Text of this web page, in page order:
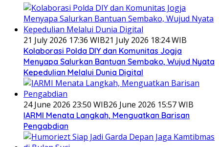
21 July 2026 17:36 WIB21 July 2026 18:24 WIB
Kolaborasi Polda DIY dan Komunitas Jogja
Menyapa Salurkan Bantuan Sembako, Wujud Nyata
Kepedulian Melalui Dunia Digital
24 June 2026 23:50 WIB26 June 2026 15:57 WIB
IARMI Menata Langkah, Menguatkan Barisan
Pengabdian